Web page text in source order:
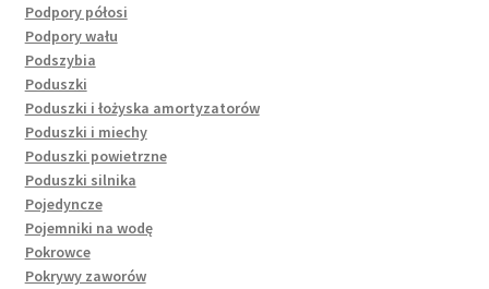
Podpory półosi
Podpory wału
Podszybia
Poduszki
Poduszki i łożyska amortyzatorów
Poduszki i miechy
Poduszki powietrzne
Poduszki silnika
Pojedyncze
Pojemniki na wodę
Pokrowce
Pokrywy zaworów